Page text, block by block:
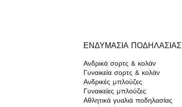
ΕΝΔΥΜΑΣΊΑ ΠΟΔΗΛΑΣΊΑΣ
Ανδρικά σορτς & κολάν
Γυναικεία σορτς & κολάν
Ανδρικές μπλούζες
Γυναικείες μπλούζες
Αθλητικά γυαλιά ποδηλασίας